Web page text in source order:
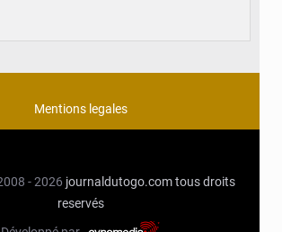
Mentions legales
- 2026 journaldutogo.comtous droits
reservés